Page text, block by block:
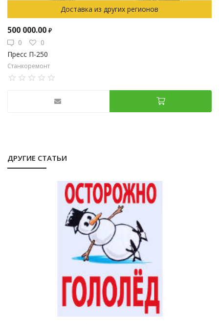
Доставка из других регионов
500 000.00 ₽
0
0
Пресс П-250
Станкоремонт
ДРУГИЕ СТАТЬИ